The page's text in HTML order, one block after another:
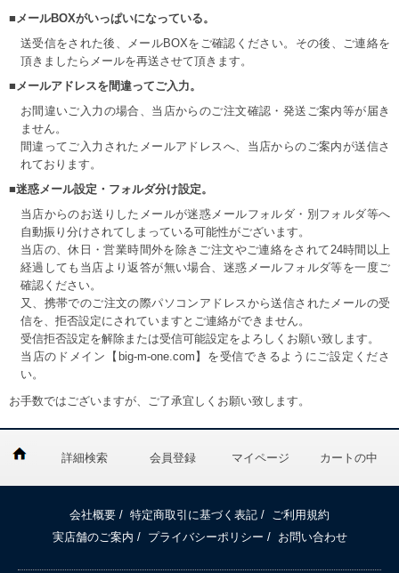
■メールBOXがいっぱいになっている。
送受信をされた後、メールBOXをご確認ください。その後、ご連絡を
頂きましたらメールを再送させて頂きます。
■メールアドレスを間違ってご入力。
お間違いご入力の場合、当店からのご注文確認・発送ご案内等が届き
ません。
間違ってご入力されたメールアドレスへ、当店からのご案内が送信さ
れております。
■迷惑メール設定・フォルダ分け設定。
当店からのお送りしたメールが迷惑メールフォルダ・別フォルダ等へ
自動振り分けされてしまっている可能性がございます。
当店の、休日・営業時間外を除きご注文やご連絡をされて24時間以上
経過しても当店より返答が無い場合、迷惑メールフォルダ等を一度ご
確認ください。
又、携帯でのご注文の際パソコンアドレスから送信されたメールの受
信を、拒否設定にされていますとご連絡ができません。
受信拒否設定を解除または受信可能設定をよろしくお願い致します。
当店のドメイン【big-m-one.com】を受信できるようにご設定くださ
い。
お手数ではございますが、ご了承宜しくお願い致します。
詳細検索 会員登録 マイページ カートの中
会社概要 / 特定商取引に基づく表記 /
ご利用規約
実店舗のご案内 / プライバシーポリシー / お問い合わせ